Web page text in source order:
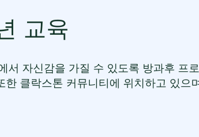
교육
서 자신감을 가질 수 있도록 방과후 프
클락스톤 커뮤니티에 위치하고 있으